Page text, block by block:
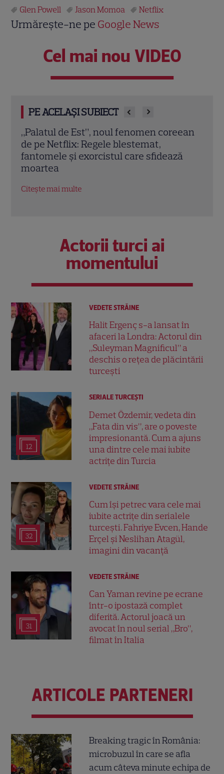
Glen Powell Jason Momoa Netflix
Urmărește-ne pe Google News
Cel mai nou VIDEO
PE ACELAȘI SUBIECT
Ce vedem pe streaming între 27 iulie și 2
august 2026: Diavolul se îmbracă de la
Prada 2 pe Disney+ și mari noutăți
Netflix
Citește mai multe
Actorii turci ai
momentului
VEDETE STRĂINE
Halit Ergenç s-a lansat în
afaceri la Londra: Actorul din
„Suleyman Magnificul” a
deschis o rețea de plăcintării
turcești
12
SERIALE TURCEŞTI
Demet Özdemir, vedeta din
„Fata din vis”, are o poveste
impresionantă. Cum a ajuns
una dintre cele mai iubite
actrițe din Turcia
32
VEDETE STRĂINE
Cum își petrec vara cele mai
iubite actrițe din serialele
turcești. Fahriye Evcen, Hande
Erçel și Neslihan Atagül,
imagini din vacanță
31
VEDETE STRĂINE
Can Yaman revine pe ecrane
într-o ipostază complet
diferită. Actorul joacă un
avocat în noul serial „Bro”,
filmat în Italia
ARTICOLE PARTENERI
Breaking tragic în România:
microbuzul în care se afla
acum câteva minute echipa de